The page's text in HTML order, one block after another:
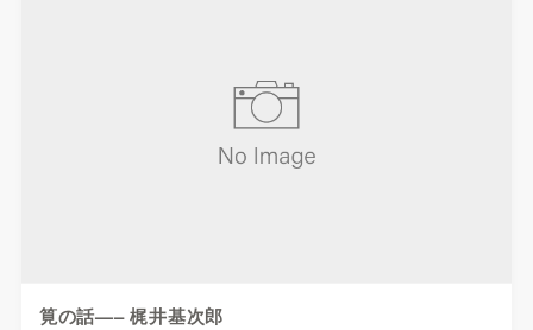
筧の話—– 梶井基次郎